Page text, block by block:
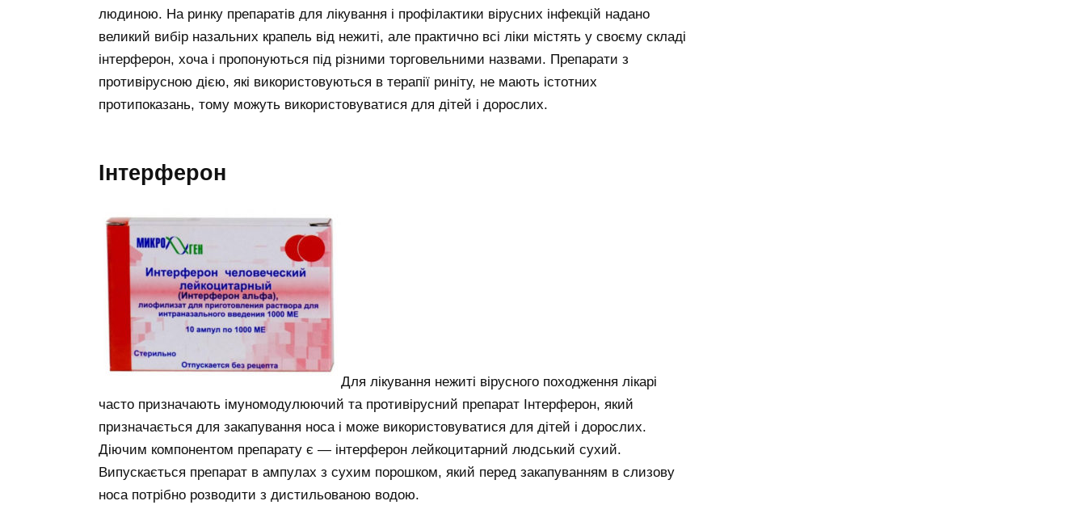
людиною. На ринку препаратів для лікування і профілактики вірусних інфекцій надано
великий вибір назальних крапель від нежиті, але практично всі ліки містять у своєму складі
інтерферон, хоча і пропонуються під різними торговельними назвами. Препарати з
противірусною дією, які використовуються в терапії риніту, не мають істотних
протипоказань, тому можуть використовуватися для дітей і дорослих.
Інтерферон
Для лікування нежиті вірусного походження лікарі
часто призначають імуномодулюючий та противірусний препарат Інтерферон, який
призначається для закапування носа і може використовуватися для дітей і дорослих.
Діючим компонентом препарату є — інтерферон лейкоцитарний людський сухий.
Випускається препарат в ампулах з сухим порошком, який перед закапуванням в слизову
носа потрібно розводити з дистильованою водою.